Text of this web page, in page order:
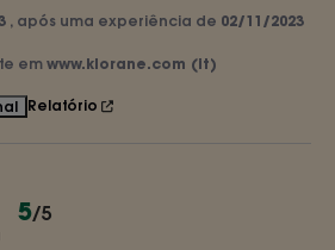
, após uma experiência de 02/11/2023
em www.klorane.com (it)
Relatório
5/5